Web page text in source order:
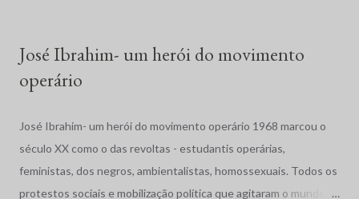
José Ibrahim- um herói do movimento
operário
José Ibrahim- um herói do movimento operário 1968 marcou o
século XX como o das revoltas - estudantis operárias,
feministas, dos negros, ambientalistas, homossexuais. Todos os
protestos sociais e mobilização política que agitaram o mundo